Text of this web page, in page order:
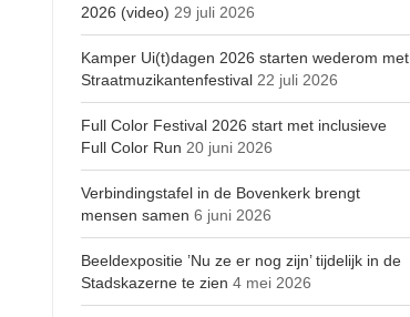
2026 (video) 29 juli 2026
Kamper Ui(t)dagen 2026 starten wederom met
Straatmuzikantenfestival 22 juli 2026
Full Color Festival 2026 start met inclusieve
Full Color Run 20 juni 2026
Verbindingstafel in de Bovenkerk brengt
mensen samen 6 juni 2026
Beeldexpositie ’Nu ze er nog zijn’ tijdelijk in de
Stadskazerne te zien 4 mei 2026